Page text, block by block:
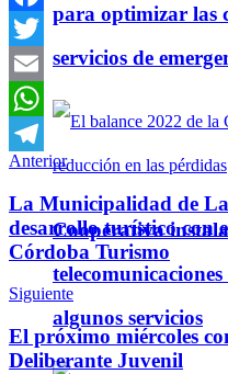
para optimizar las
servicios de
Cooperativa
algunos servicios
Facebook
Twitter
Email
WhatsApp
Telegram
Anterior
La Municipalidad de
desarrollo turístico con
Córdoba Turismo
Siguiente
El próximo miércoles
Deliberante Juvenil